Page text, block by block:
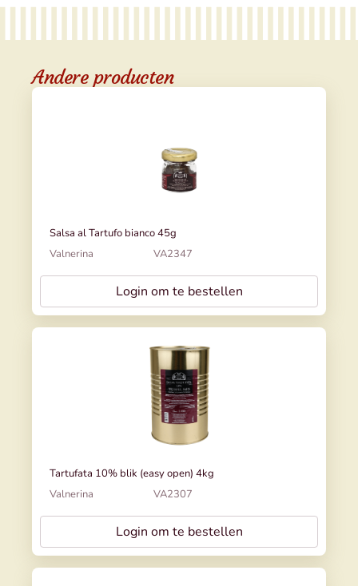
Andere producten
Salsa al Tartufo bianco 45g
Valnerina
VA2347
Login om te bestellen
Tartufata 10% blik (easy open) 4kg
Valnerina
VA2307
Login om te bestellen